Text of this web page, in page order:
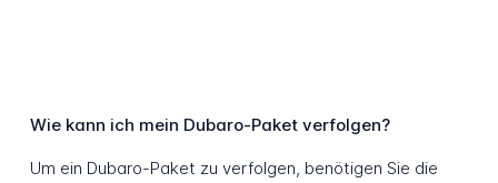
Wie kann ich mein Dubaro-Paket verfolgen?
Um ein Dubaro-Paket zu verfolgen, benötigen Sie die